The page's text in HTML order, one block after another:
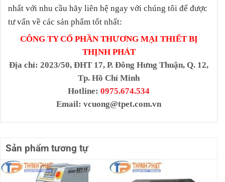
nhất với nhu cầu hãy liên hệ ngay với chúng tôi để được
tư vấn về các sản phẩm tốt nhất:
CÔNG TY CỔ PHẦN THƯƠNG MẠI THIẾT BỊ
THỊNH PHÁT
Địa chỉ: 2023/50, ĐHT 17, P. Đông Hưng Thuận, Q. 12,
Tp. Hồ Chí Minh
Hotline: 0975.674.534
Email: vcuong@tpet.com.vn
Sản phẩm tương tự